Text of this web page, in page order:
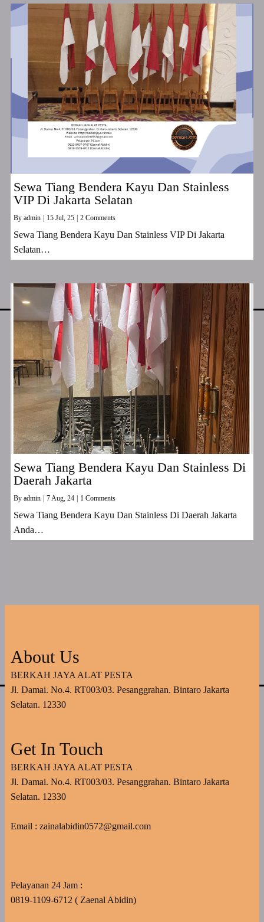
Sewa Tiang Bendera Kayu Dan Stainless
VIP Di Jakarta Selatan
By admin 15 Jul, 25 2 Comments
Sewa Tiang Bendera Kayu Dan Stainless VIP Di Jakarta
Selatan…
Sewa Tiang Bendera Kayu Dan Stainless Di
Daerah Jakarta
By admin | 7 Aug, 24 | 1 Comments
Sewa Tiang Bendera Kayu Dan Stainless Di Daerah Jakarta
Anda…
About Us
BERKAH JAYA ALAT PESTA
Jl. Damai. No.4. RT003/03. Pesanggrahan. Bintaro Jakarta
Selatan. 12330
Get In Touch
BERKAH JAYA ALAT PESTA
Jl. Damai. No.4. RT003/03. Pesanggrahan. Bintaro Jakarta
Selatan. 12330
Email : zainalabidin0572@gmail.com
Pelayanan 24 Jam :
0819-1109-6712 ( Zaenal Abidin)